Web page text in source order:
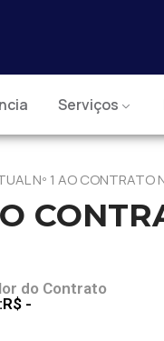
Serviços
Nº 1 AO CONTRATO
do Contrato
-